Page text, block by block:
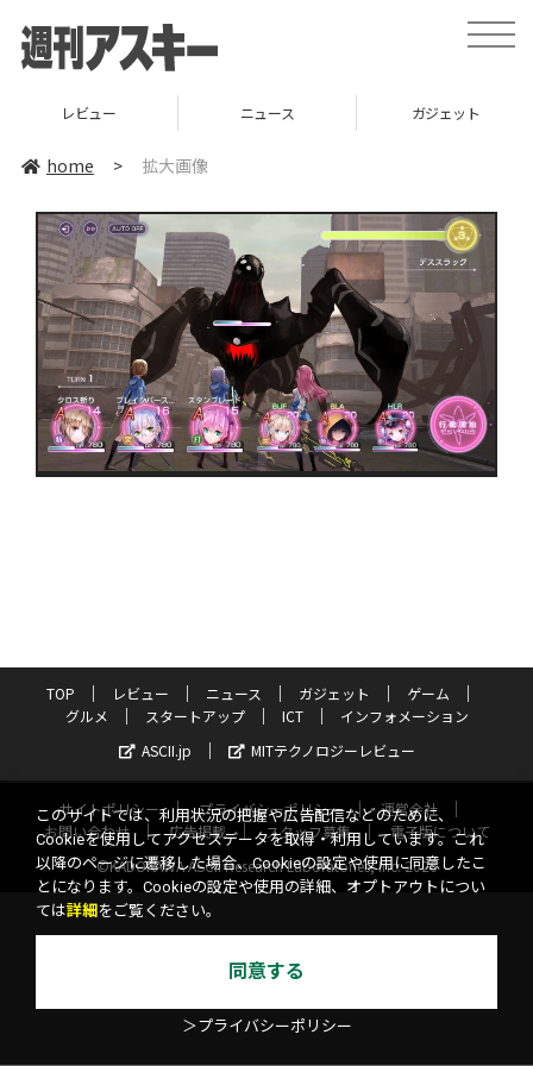
toggle
レビュー ニュース ガジェット
home > 拡大画像
TOP レビュー ニュース ガジェット
ゲーム
グルメ
スタートアップ ICT
インフォメーション
ASCII.jp
MITテクノロジーレビュー
サイトポリシー プライバシーポリシー
運営会社
お問い合わせ
広告掲載 スタッフ募集
電子版について
©KADOKAWA ASCII Research Laboratories, Inc. 2026
このサイトでは、利用状況の把握や広告配信などのために、
Cookieを使用してアクセスデータを取得・利用しています。これ
以降のページに遷移した場合、Cookieの設定や使用に同意したこ
とになります。Cookieの設定や使用の詳細、オプトアウトについ
ては詳細 をご覧ください。
同意する
＞プライバシーポリシー